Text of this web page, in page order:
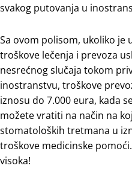
svakog putovanja u
Sa ovom polisom, ukoliko je
troškove lečenja i prevoza
nesrećnog slučaja tokom
inostranstvu, troškove
iznosu do 7.000 eura, kada
možete vratiti na način na
stomatoloških tretmana u
troškove medicinske
visoka!